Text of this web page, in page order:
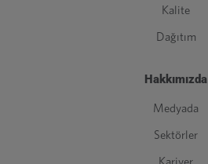
Kalite
Dağıtım
Hakkımızda
Medyada
Sektörler